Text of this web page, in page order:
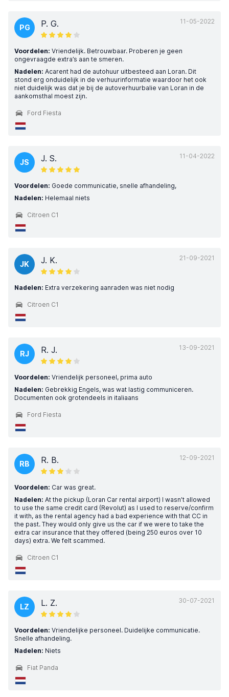
11-05-2022
PG P. G.
Voordelen: Vriendelijk. Betrouwbaar. Proberen je geen
ongevraagde extra’s aan te smeren.
Nadelen: Acarent had de autohuur uitbesteed aan Loran. Dit
stond erg onduidelijk in de verhuurinformatie waardoor het ook
niet duidelijk was dat je bij de autoverhuurbalie van Loran in de
aankomsthal moest zijn.
Ford Fiesta
11-04-2022
JS J. S.
Voordelen: Goede communicatie, snelle afhandeling,
Nadelen: Helemaal niets
Citroen C1
21-09-2021
JK J. K.
Nadelen: Extra verzekering aanraden was niet nodig
Citroen C1
13-09-2021
RJ R. J.
Voordelen: Vriendelijk personeel, prima auto
Nadelen: Gebrekkig Engels, was wat lastig communiceren.
Documenten ook grotendeels in italiaans
Ford Fiesta
12-09-2021
RB R. B.
Voordelen: Car was great.
Nadelen: At the pickup (Loran Car rental airport) I wasn’t allowed
to use the same credit card (Revolut) as I used to reserve/confirm
it with, as the rental agency had a bad experience with that CC in
the past. They would only give us the car if we were to take the
extra car insurance that they offered (being 250 euros over 10
days) extra. We felt scammed.
Citroen C1
30-07-2021
LZ L. Z.
Voordelen: Vriendelijke personeel. Duidelijke communicatie.
Snelle afhandeling.
Nadelen: Niets
Fiat Panda